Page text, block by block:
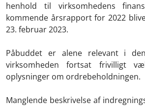
henhold til virksomhedens
kommende årsrapport for 2022
23. februar 2023.
Påbuddet er alene relevant i
virksomheden fortsat frivilligt
oplysninger om ordrebeholdningen.
Manglende beskrivelse af